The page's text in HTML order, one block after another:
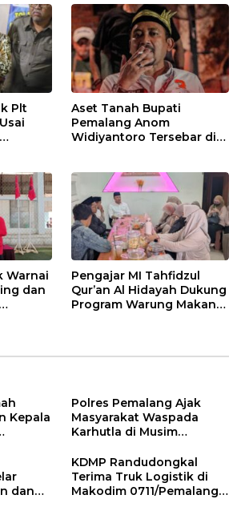
Plt
Aset Tanah Bupati
Pemalang Anom
Widiyantoro Tersebar di
Warnai
dan
Pengajar MI Tahfidzul
Qur’an Al Hidayah Dukung
Program Warung Makan
Kepala
Polres Pemalang Ajak
Masyarakat Waspada
Karhutla di Musim
dan
KDMP Randudongkal
Terima Truk Logistik di
Makodim 0711/Pemalang